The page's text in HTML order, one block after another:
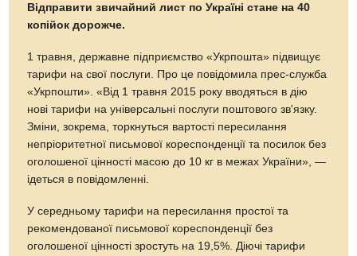
Відправити звичайний лист по Україні стане на 40
копійок дорожче.
1 травня, державне підприємство «Укрпошта» підвищує
тарифи на свої послуги. Про це повідомила прес-служба
«Укрпошти». «Від 1 травня 2015 року вводяться в дію
нові тарифи на універсальні послуги поштового зв'язку.
Зміни, зокрема, торкнуться вартості пересилання
непріоритетної письмової кореспонденції та посилок без
оголошеної цінності масою до 10 кг в межах України», —
ідеться в повідомленні.
У середньому тарифи на пересилання простої та
рекомендованої письмової кореспонденції без
оголошеної цінності зростуть на 19,5%. Діючі тарифи